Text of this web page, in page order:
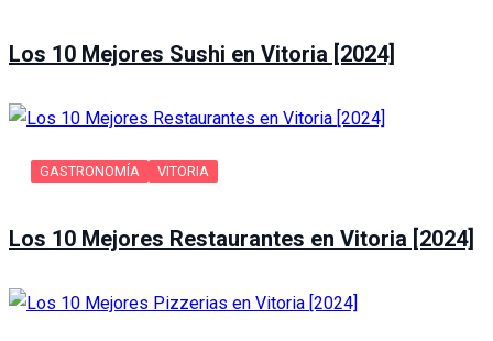
Los 10 Mejores Sushi en Vitoria [2024]
GASTRONOMÍA VITORIA
Los 10 Mejores Restaurantes en Vitoria [2024]